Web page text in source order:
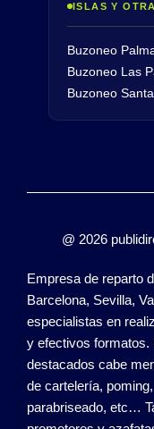
ISLAS Y
Buzoneo
Buzoneo Las
Buzoneo
@ 2026
Empresa de reparto
Barcelona, Sevilla,
especialistas en
y efectivos
destacados cabe
de cartelería,
parabriseado, etc…